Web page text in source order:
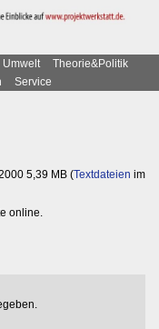
Umwelt
Theorie&Politik
Service
5,39 MB (Textdateien im
online.